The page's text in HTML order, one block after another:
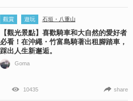
觀賞 遊玩 石垣・八重山
【觀光景點】喜歡騎車和大自然的愛好者
必看！在沖繩・竹富島騎著出租腳踏車，
踩出人生新邂逅。
Goma
10435 share